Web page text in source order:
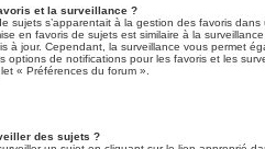
et la surveillance ?
sujets s’apparentait à la gestion des favoris
en favoris de sujets est similaire à la
à jour. Cependant, la surveillance vous permet
options de notifications pour les favoris et les
« Préférences du forum ».
des sujets ?